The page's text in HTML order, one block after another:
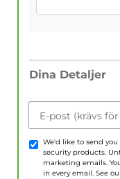
Dina Detaljer
E-post (krävs
We'd like to send
security products.
marketing emails.
in every email. See